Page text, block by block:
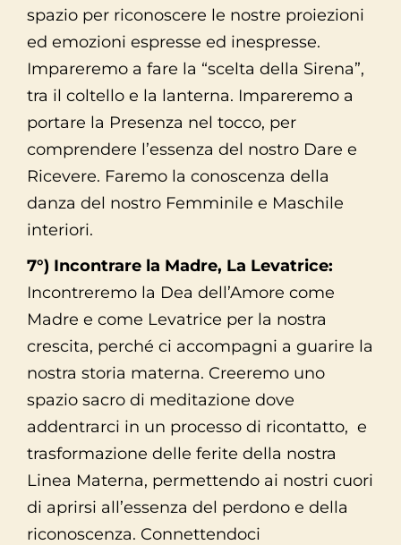
spazio per riconoscere le nostre proiezioni
ed emozioni espresse ed inespresse.
Impareremo a fare la “scelta della Sirena”,
tra il coltello e la lanterna. Impareremo a
portare la Presenza nel tocco, per
comprendere l’essenza del nostro Dare e
Ricevere. Faremo la conoscenza della
danza del nostro Femminile e Maschile
interiori.
7°) Incontrare la Madre, La Levatrice:
Incontreremo la Dea dell’Amore come
Madre e come Levatrice per la nostra
crescita, perché ci accompagni a guarire la
nostra storia materna. Creeremo uno
spazio sacro di meditazione dove
addentrarci in un processo di ricontatto, e
trasformazione delle ferite della nostra
Linea Materna, permettendo ai nostri cuori
di aprirsi all’essenza del perdono e della
riconoscenza. Connettendoci